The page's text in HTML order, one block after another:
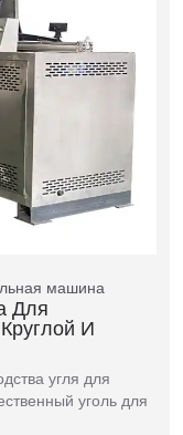
машина
Для
И
угля для
уголь для